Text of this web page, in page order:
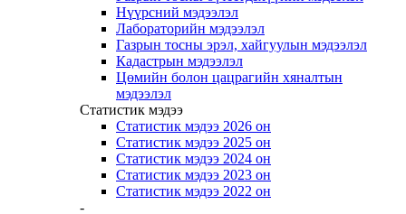
Нүүрсний мэдээлэл
Лабораторийн мэдээлэл
Газрын тосны эрэл, хайгуулын мэдээлэл
Кадастрын мэдээлэл
Цөмийн болон цацрагийн хяналтын
мэдээлэл
Статистик мэдээ
Статистик мэдээ 2026 он
Статистик мэдээ 2025 он
Статистик мэдээ 2024 он
Статистик мэдээ 2023 он
Статистик мэдээ 2022 он
-